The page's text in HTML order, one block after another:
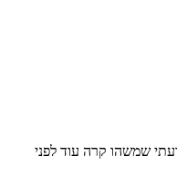
ידעתי שמשהו קרה עוד לפני